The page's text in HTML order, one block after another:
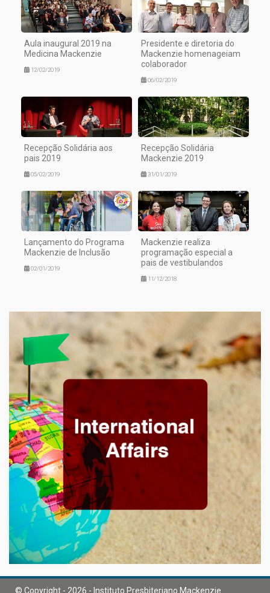
Aula inaugural 2019 na
Medicina Mackenzie
12/02/2019
Presidente e diretoria do
Mackenzie homenageiam
colaborador
06/02/2019
Recepção Solidária aos
pais 2019
05/02/2019
Recepção Solidária
Mackenzie 2019
31/01/2019
Lançamento do Programa
Mackenzie de Inclusão
02/01/2019
Mackenzie realiza
programação especial a
pais de vestibulandos
11/12/2018
© Copyright - 2026 - Instituto Presbiteriano Mackenzie